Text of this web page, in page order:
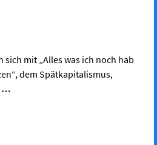
mit „Alles was ich noch hab
dem Spätkapitalismus,
…